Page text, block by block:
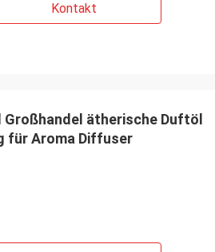
Kontakt
Großhandel ätherische Duftöl
für Aroma Diffuser